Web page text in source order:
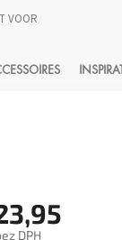
VOOR
DPH